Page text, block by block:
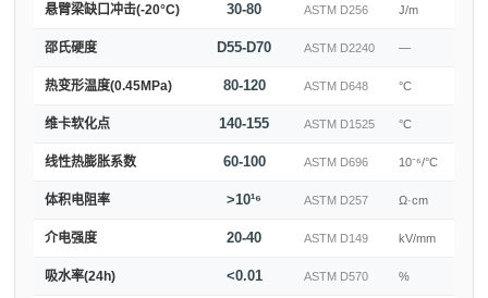
悬臂梁缺口冲击(-20°C) 30-80 ASTM D256 J/m
邵氏硬度 D55-D70 ASTM D2240 —
热变形温度(0.45MPa) 80-120 ASTM D648 °C
维卡软化点 140-155 ASTM D1525 °C
线性热膨胀系数 60-100 ASTM D696 10⁻⁶/°C
体积电阻率 >10¹⁶ ASTM D257 Ω·cm
介电强度 20-40 ASTM D149 kV/mm
吸水率(24h) <0.01 ASTM D570 %